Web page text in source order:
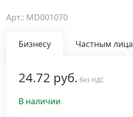
Уценка
Анкерная техника
Дюбельная техника
Арт.: MD001070
Бизнесу Частным
24.72 руб. без НДС
В наличии